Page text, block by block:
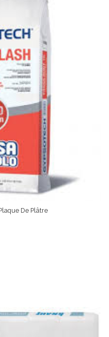
De Plâtre